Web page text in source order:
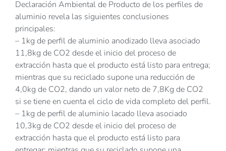
Declaración Ambiental de Producto de los perfiles de
aluminio revela las siguientes conclusiones
principales:
– 1kg de perfil de aluminio anodizado lleva asociado
11,8kg de CO2 desde el inicio del proceso de
extracción hasta que el producto está listo para entrega;
mientras que su reciclado supone una reducción de
4,0kg de CO2, dando un valor neto de 7,8Kg de CO2
si se tiene en cuenta el ciclo de vida completo del perfil.
– 1kg de perfil de aluminio lacado lleva asociado
10,3kg de CO2 desde el inicio del proceso de
extracción hasta que el producto está listo para